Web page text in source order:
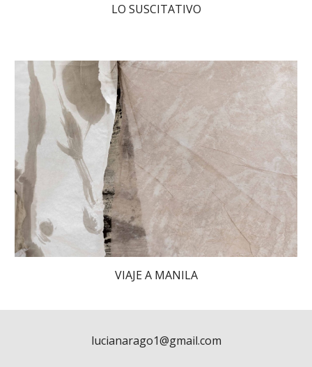
LO SUSCITATIVO
VIAJE A MANILA
lucianarago1@gmail.com